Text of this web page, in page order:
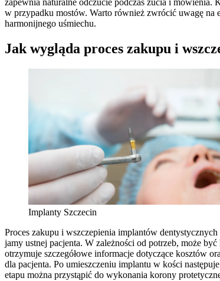
w przypadku mostów. Warto również zwrócić uwagę na
harmonijnego uśmiechu.
Jak wygląda proces zakupu i
Implanty Szczecin
Proces zakupu i wszczepienia implantów
jamy ustnej pacjenta. W zależności od potrzeb, może
otrzymuje szczegółowe informacje dotyczące kosztów
dla pacjenta. Po umieszczeniu implantu w kości
etapu można przystąpić do wykonania korony